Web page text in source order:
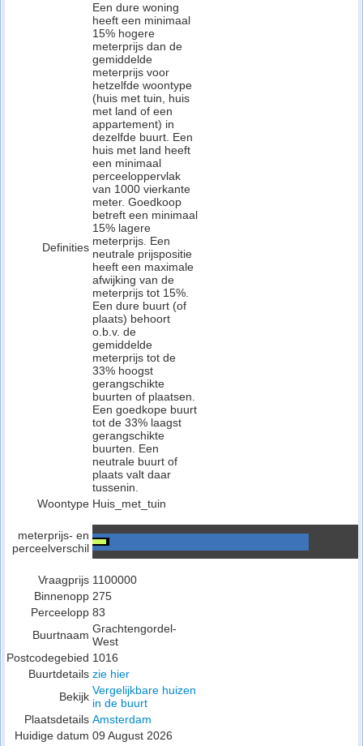
Definities
Een dure woning
heeft een minimaal
15% hogere
meterprijs dan de
gemiddelde
meterprijs voor
hetzelfde woontype
(huis met tuin, huis
met land of een
appartement) in
dezelfde buurt. Een
huis met land heeft
een minimaal
perceeloppervlak
van 1000 vierkante
meter. Goedkoop
betreft een minimaal
15% lagere
meterprijs. Een
neutrale prijspositie
heeft een maximale
afwijking van de
meterprijs tot 15%.
Een dure buurt (of
plaats) behoort
o.b.v. de
gemiddelde
meterprijs tot de
33% hoogst
gerangschikte
buurten of plaatsen.
Een goedkope buurt
tot de 33% laagst
gerangschikte
buurten. Een
neutrale buurt of
plaats valt daar
tussenin.
Woontype Huis_met_tuin
meterprijs- en
perceelverschil
Vraagprijs 1100000
Binnenopp 275
Perceelopp 83
Buurtnaam Grachtengordel-
West
Postcodegebied 1016
Buurtdetails zie hier
Bekijk Vergelijkbare huizen
in de buurt
Plaatsdetails Amsterdam
Huidige datum 09 August 2026